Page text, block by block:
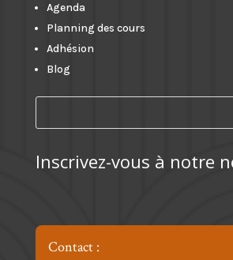
Agenda
Planning des cours
Adhésion
Blog
Inscrivez-vous à notre
Contact :